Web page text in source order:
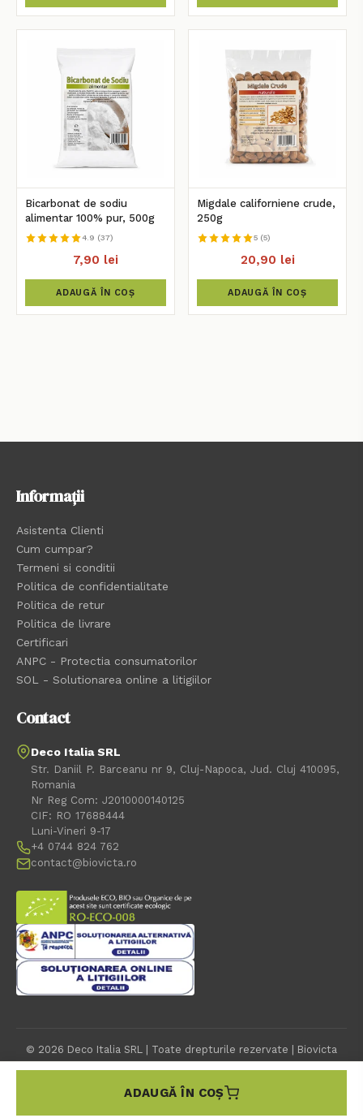
Bicarbonat de sodiu
alimentar 100% pur, 500g
4.9 (37)
7,90 lei
ADAUGĂ ÎN COȘ
Migdale californiene crude,
250g
5 (5)
20,90 lei
ADAUGĂ ÎN COȘ
ADAUGĂ ÎN COȘ
Informații
Asistenta Clienti
Cum cumpar?
Termeni si conditii
Politica de confidentialitate
Politica de retur
Politica de livrare
Certificari
ANPC - Protectia consumatorilor
SOL - Solutionarea online a litigiilor
Contact
Deco Italia SRL
Str. Daniil P. Barceanu nr 9, Cluj-Napoca, Jud. Cluj 410095,
Romania
Nr Reg Com: J2010000140125
CIF: RO 17688444
Luni-Vineri 9-17
+4 0744 824 762
contact@biovicta.ro
© 2026 Deco Italia SRL | Toate drepturile rezervate | Biovicta
este o marca inregistrata a SC Deco Italia SRL